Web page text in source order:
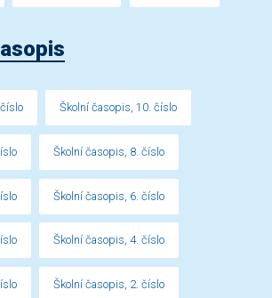
Školní časopis, 10. číslo
Školní časopis, 8. číslo
Školní časopis, 6. číslo
Školní časopis, 4. číslo
Školní časopis, 2. číslo